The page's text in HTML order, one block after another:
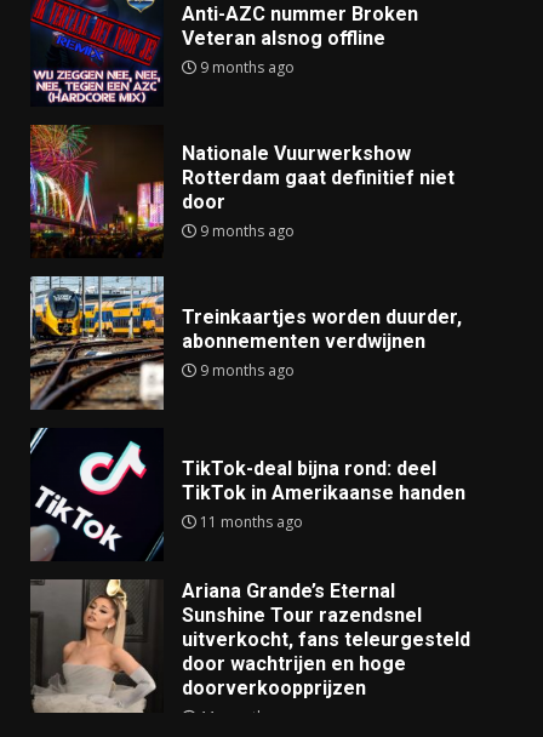
Anti-AZC nummer Broken
Veteran alsnog offline
9 months ago
Nationale Vuurwerkshow
Rotterdam gaat definitief niet
door
9 months ago
Treinkaartjes worden duurder,
abonnementen verdwijnen
9 months ago
TikTok-deal bijna rond: deel
TikTok in Amerikaanse handen
11 months ago
Ariana Grande’s Eternal
Sunshine Tour razendsnel
uitverkocht, fans teleurgesteld
door wachtrijen en hoge
doorverkoopprijzen
11 months ago